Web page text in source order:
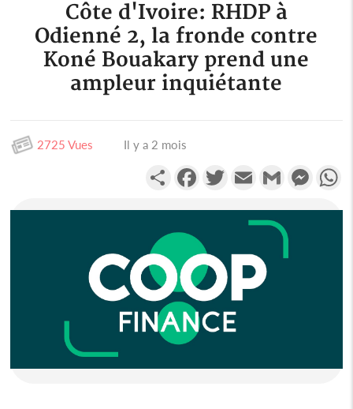
Côte d'Ivoire: RHDP à
Odienné 2, la fronde contre
Koné Bouakary prend une
ampleur inquiétante
2725 Vues Il y a 2 mois
PartagerFacebookTwitterEmail Gmail